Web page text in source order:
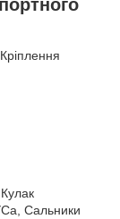
Сальники